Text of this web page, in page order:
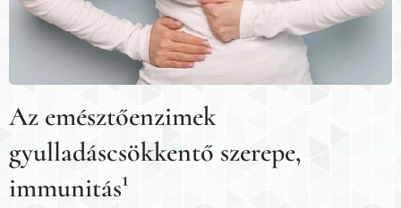
Az emésztőenzimek
gyulladáscsökkentő szerepe,
immunitás¹